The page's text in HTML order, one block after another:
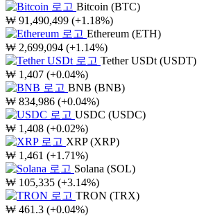
Bitcoin (BTC)
₩ 91,490,499 (+1.18%)
Ethereum (ETH)
₩ 2,699,094 (+1.14%)
Tether USDt (USDT)
₩ 1,407 (+0.04%)
BNB (BNB)
₩ 834,986 (+0.04%)
USDC (USDC)
₩ 1,408 (+0.02%)
XRP (XRP)
₩ 1,461 (+1.71%)
Solana (SOL)
₩ 105,335 (+3.14%)
TRON (TRX)
₩ 461.3 (+0.04%)